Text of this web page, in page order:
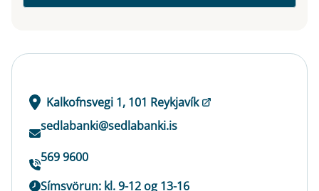
Kalkofnsvegi 1, 101 Reykjavík
sedlabanki@sedlabanki.is
569 9600
Símsvörun: kl. 9-12 og 13-16